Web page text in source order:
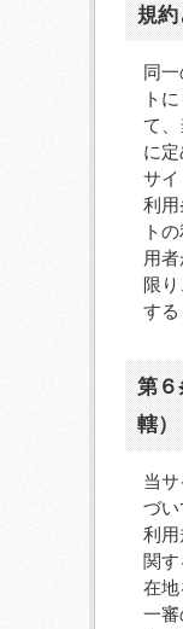
規約
同
ト
て
に
サイ
利用
ト
用
限
する
第６
轄）
当
づ
利用
関
在
一審